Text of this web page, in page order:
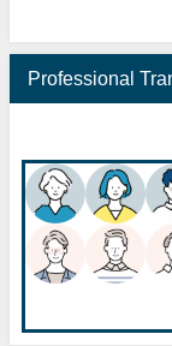
Professional